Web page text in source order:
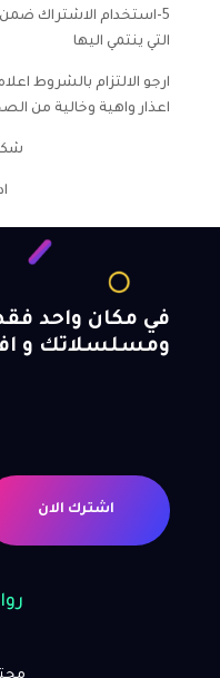
5-استخدام الاشتراك ضمن
التي ينتمي اليها
ارجو الالتزام بالشروط
اعذار واهية وخالية من
في مكان واحد
ومسلسلاتك و
اشترك الان